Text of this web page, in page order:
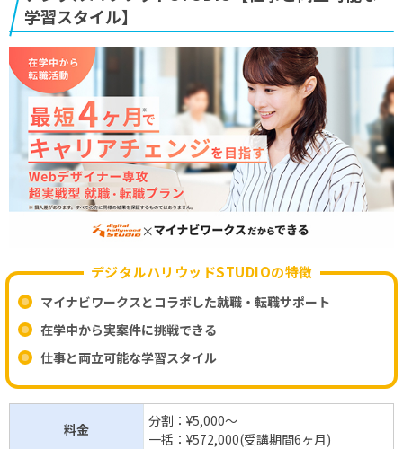
学習スタイル】
デジタルハリウッドSTUDIOの特徴
マイナビワークスとコラボした就職・転職サポート
在学中から実案件に挑戦できる
仕事と両立可能な学習スタイル
料金
分割：¥5,000〜
一括：¥572,000(受講期間6ヶ月)